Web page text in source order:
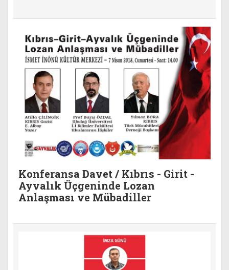
Konferansa Davet / Kıbrıs - Girit -
Ayvalık Üçgeninde Lozan
Anlaşması ve Mübadiller